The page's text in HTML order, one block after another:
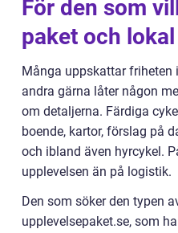
För den som
paket och
Många uppskattar friheten
andra gärna låter någon
om detaljerna. Färdiga
boende, kartor, förslag på
och ibland även hyrcykel.
upplevelsen än på logistik.
Den som söker den typen
upplevelsepaket.se, som